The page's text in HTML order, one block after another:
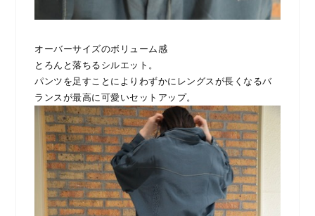
オーバーサイズのボリューム感
とろんと落ちるシルエット。
パンツを足すことによりわずかにレングスが長くなるバ
ランスが最高に可愛いセットアップ。